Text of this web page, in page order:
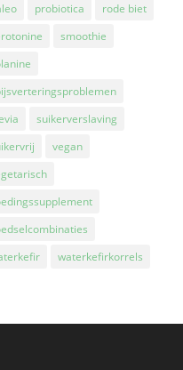
probiotica
rode biet
smoothie
suikerverslaving
vegan
waterkefirkorrels